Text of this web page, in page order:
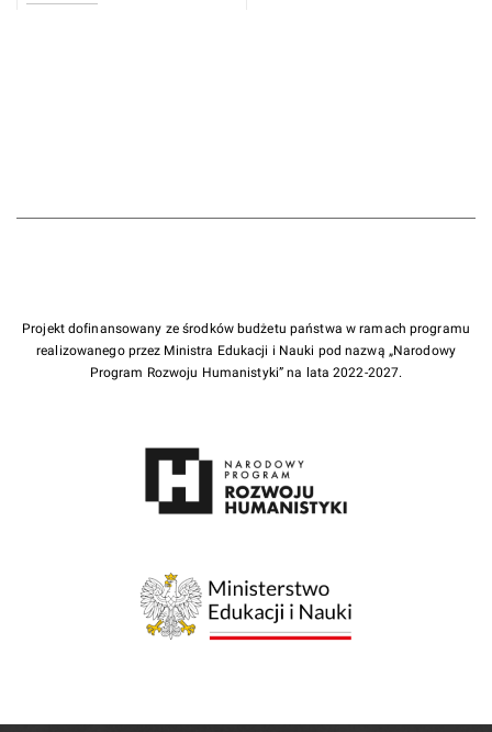
Projekt dofinansowany ze środków budżetu państwa w ramach programu
realizowanego przez Ministra Edukacji i Nauki pod nazwą „Narodowy
Program Rozwoju Humanistyki” na lata 2022-2027.